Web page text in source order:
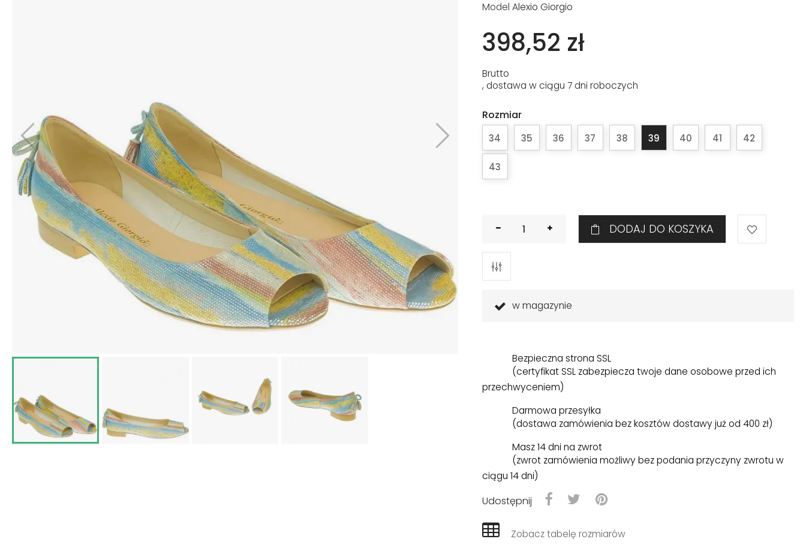
Model Alexio Giorgio
398,52 zł
Brutto
, dostawa w ciągu 7 dni roboczych
Rozmiar
34 35 36 37 38 39 40 41 42
43
DODAJ DO KOSZYKA
w magazynie
Bezpieczna strona SSL
(certyfikat SSL zabezpiecza twoje dane osobowe przed ich
przechwyceniem)
Darmowa przesyłka
(dostawa zamówienia bez kosztów dostawy już od 400 zł)
Masz 14 dni na zwrot
(zwrot zamówienia możliwy bez podania przyczyny zwrotu w
ciągu 14 dni)
Udostępnij
Zobacz tabelę rozmiarów